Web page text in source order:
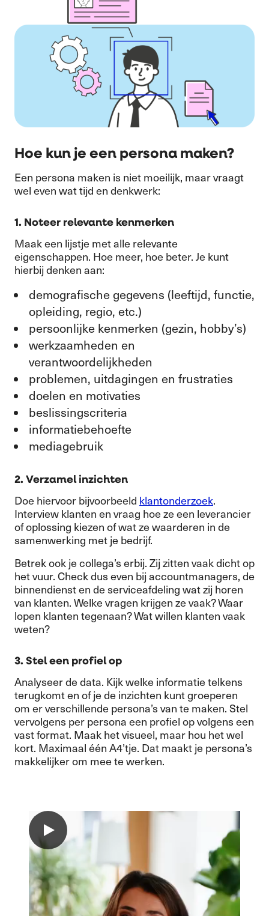
Hoe kun je een persona maken?
Een persona maken is niet moeilijk, maar vraagt
wel even wat tijd en denkwerk:
1. Noteer relevante kenmerken
Maak een lijstje met alle relevante
eigenschappen. Hoe meer, hoe beter. Je kunt
hierbij denken aan:
demografische gegevens (leeftijd, functie,
opleiding, regio, etc.)
persoonlijke kenmerken (gezin, hobby’s)
werkzaamheden en
verantwoordelijkheden
problemen, uitdagingen en frustraties
doelen en motivaties
beslissingscriteria
informatiebehoefte
mediagebruik
2. Verzamel inzichten
Doe hiervoor bijvoorbeeld klantonderzoek.
Interview klanten en vraag hoe ze een leverancier
of oplossing kiezen of wat ze waarderen in de
samenwerking met je bedrijf.
Betrek ook je collega’s erbij. Zij zitten vaak dicht op
het vuur. Check dus even bij accountmanagers, de
binnendienst en de serviceafdeling wat zij horen
van klanten. Welke vragen krijgen ze vaak? Waar
lopen klanten tegenaan? Wat willen klanten vaak
weten?
3. Stel een profiel op
Analyseer de data. Kijk welke informatie telkens
terugkomt en of je de inzichten kunt groeperen
om er verschillende persona’s van te maken. Stel
vervolgens per persona een profiel op volgens een
vast format. Maak het visueel, maar hou het wel
kort. Maximaal één A4’tje. Dat maakt je persona’s
makkelijker om mee te werken.